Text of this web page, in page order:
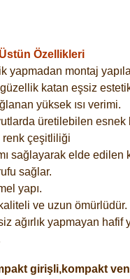
Özellikleri
yapmadan montaj
katan eşsiz
yüksek ısı verimi.
üretilebilen esnek
renk çeşitliliği
sağlayarak elde edilen
sağlar.
yapı.
ve uzun ömürlüdür.
ağırlık yapmayan hafif
girişli,kompakt